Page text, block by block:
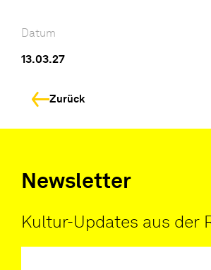
Datum
13.03.27
Zurück
Newsletter
Kultur-Updates aus der